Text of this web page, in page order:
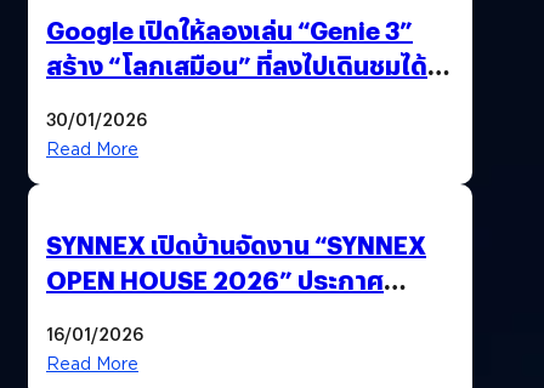
Google เปิดให้ลองเล่น “Genie 3”
สร้าง “โลกเสมือน” ที่ลงไปเดินชมได้
30/01/2026
Read More
SYNNEX เปิดบ้านจัดงาน “SYNNEX
OPEN HOUSE 2026” ประกาศ
ได้ 53,000 ล้านบาท
16/01/2026
Read More